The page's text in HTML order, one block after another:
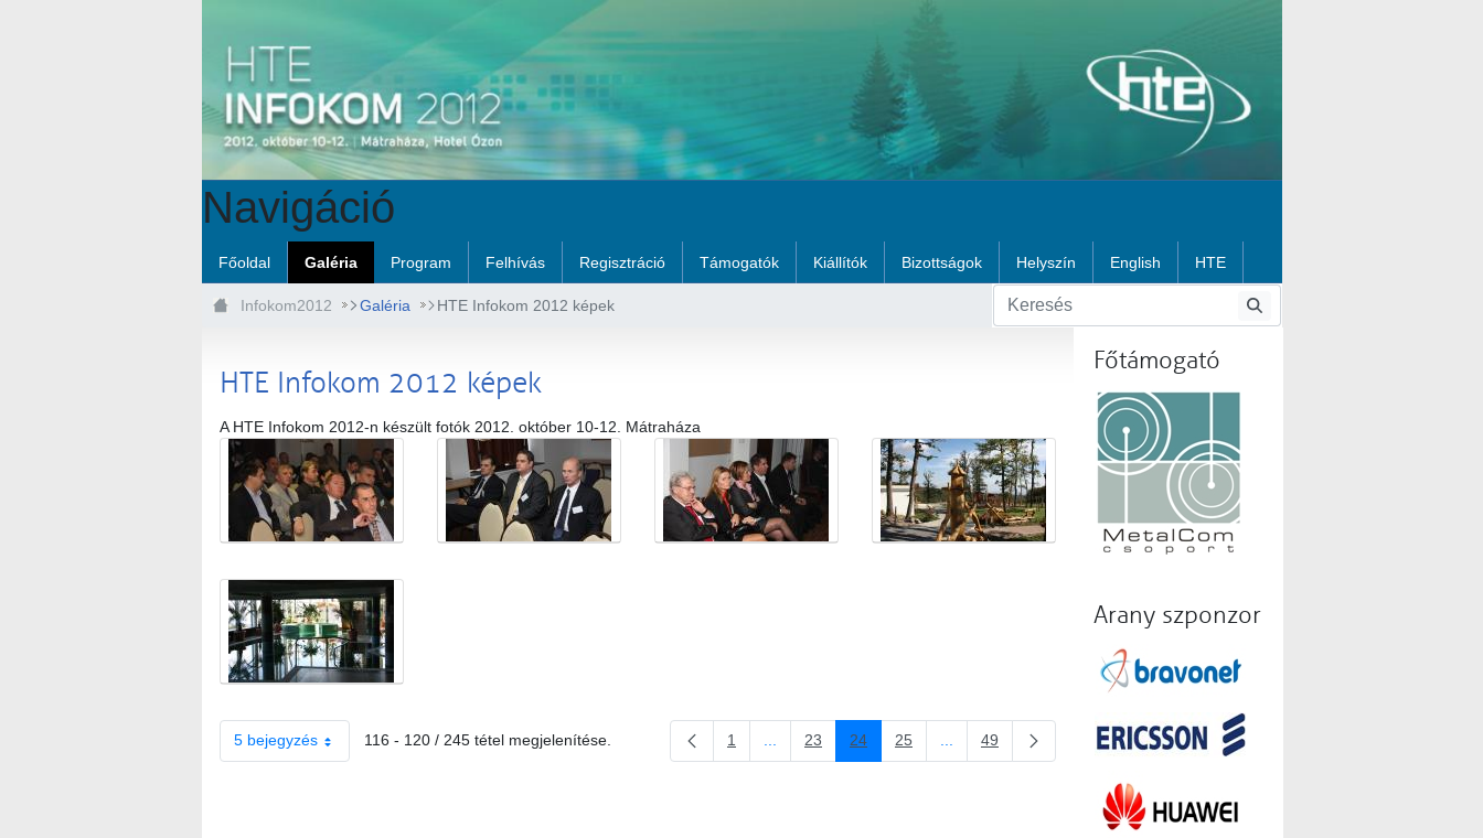
Navigáció
Főoldal Galéria Program Felhívás Regisztráció Támogatók Kiállítók Bizottságok Helyszín English HTE
Infokom2012 Galéria HTE Infokom 2012 képek
HTE Infokom 2012 képek
A HTE Infokom 2012-n készült fotók 2012. október 10-12. Mátraháza
Médiatár
5 bejegyzés 116 - 120 / 245 tétel megjelenítése. Oldal
1 Köztes oldalak Navigáljon a TAB billentyűvel.
Oldal
23 Oldal
24 Oldal
25 Köztes oldalak Navigáljon a TAB billentyűvel.
Oldal
49
Főtámogató
Arany szponzor